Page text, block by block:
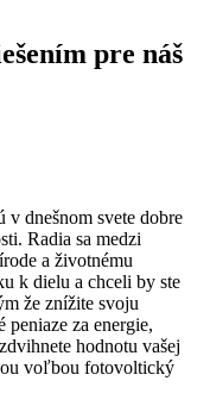
pre náš
dnešnom svete dobre
Radia sa medzi
a životnému
k dielu a chceli by ste
že znížite svoju
za energie,
hodnotu vašej
voľbou fotovoltický